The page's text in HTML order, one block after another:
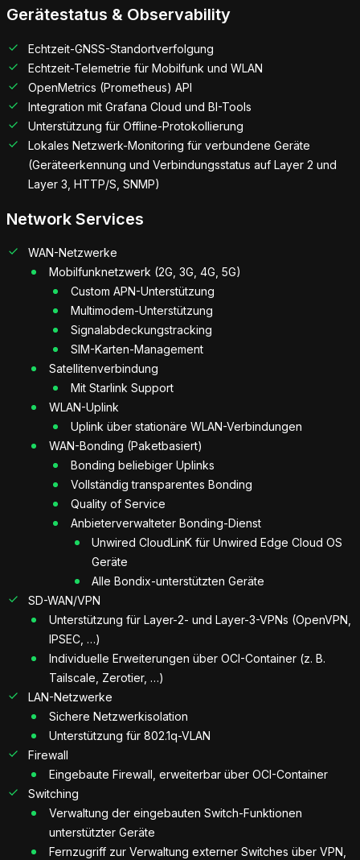
Gerätestatus & Observability
Echtzeit-GNSS-Standortverfolgung
Echtzeit-Telemetrie für Mobilfunk und WLAN
OpenMetrics (Prometheus) API
Integration mit Grafana Cloud und BI-Tools
Unterstützung für Offline-Protokollierung
Lokales Netzwerk-Monitoring für verbundene Geräte
(Geräteerkennung und Verbindungsstatus auf Layer 2 und
Layer 3, HTTP/S, SNMP)
Network Services
WAN-Netzwerke
Mobilfunknetzwerk (2G, 3G, 4G, 5G)
Custom APN-Unterstützung
Multimodem-Unterstützung
Signalabdeckungstracking
SIM-Karten-Management
Satellitenverbindung
Mit Starlink Support
WLAN-Uplink
Uplink über stationäre WLAN-Verbindungen
WAN-Bonding (Paketbasiert)
Bonding beliebiger Uplinks
Vollständig transparentes Bonding
Quality of Service
Anbieterverwalteter Bonding-Dienst
Unwired CloudLinK für Unwired Edge Cloud OS
Geräte
Alle Bondix-unterstützten Geräte
SD-WAN/VPN
Unterstützung für Layer-2- und Layer-3-VPNs (OpenVPN,
IPSEC, …)
Individuelle Erweiterungen über OCI-Container (z. B.
Tailscale, Zerotier, …)
LAN-Netzwerke
Sichere Netzwerkisolation
Unterstützung für 802.1q-VLAN
Firewall
Eingebaute Firewall, erweiterbar über OCI-Container
Switching
Verwaltung der eingebauten Switch-Funktionen
unterstützter Geräte
Fernzugriff zur Verwaltung externer Switches über VPN,